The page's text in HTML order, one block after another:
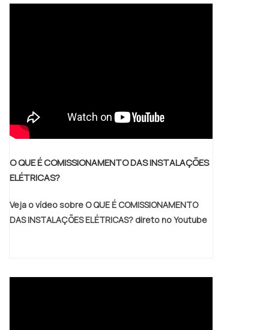
apresentam alguma falha, que influencia .
O QUE É COMISSIONAMENTO DAS INSTALAÇÕES
ELÉTRICAS?
Veja o vídeo sobre O QUE É COMISSIONAMENTO
DAS INSTALAÇÕES ELÉTRICAS? direto no Youtube